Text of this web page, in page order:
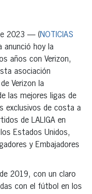
2023 — (NOTICIAS
anunció hoy la
años con Verizon,
asociación
Verizon la
las mejores ligas de
exclusivos de costa a
de LALIGA en
Estados Unidos,
y Embajadores
2019, con un claro
con el fútbol en los